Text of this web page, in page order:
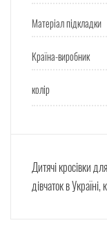
Матеріал підкладки
Країна-виробник
колір
Дитячі кросівки
дівчаток в